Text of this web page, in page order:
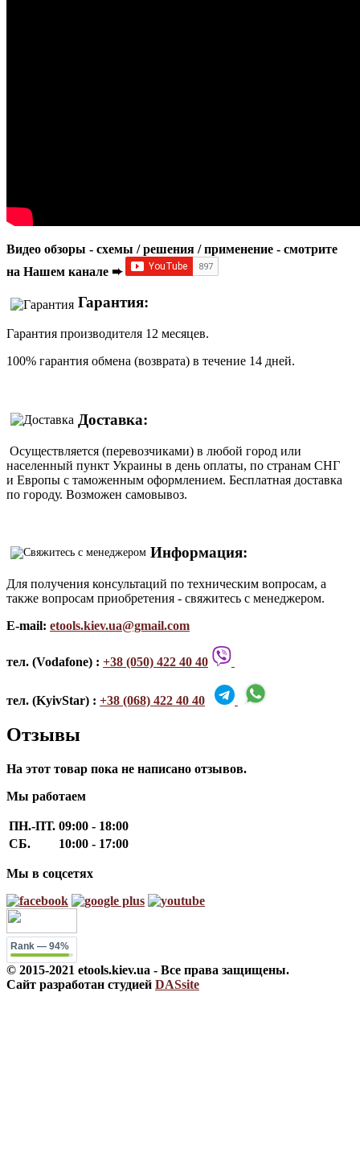
Видео обзоры - схемы / решения / применение - смотрите
на Нашем канале ➨
Гарантия:
Гарантия производителя 12 месяцев.
100% гарантия обмена (возврата) в течение 14 дней.
Доставка:
Осуществляется (перевозчиками) в любой город или
населенный пункт Украины в день оплаты, по странам СНГ
и Европы с таможенным оформлением. Бесплатная доставка
по городу. Возможен самовывоз.
Информация:
Для получения консультаций по техническим вопросам, а
также вопросам приобретения - свяжитесь с менеджером.
E-mail: etools.kiev.ua@gmail.com
тел. (Vodafone) : +38 (050) 422 40 40
тел. (KyivStar) : +38 (068) 422 40 40
Отзывы
На этот товар пока не написано отзывов.
Мы работаем
ПН.-ПТ. 09:00 - 18:00
СБ.
10:00 - 17:00
Мы в соцсетях
Rank — 94%
© 2015-2021 etools.kiev.ua - Все права защищены.
Сайт разработан студией DASsite